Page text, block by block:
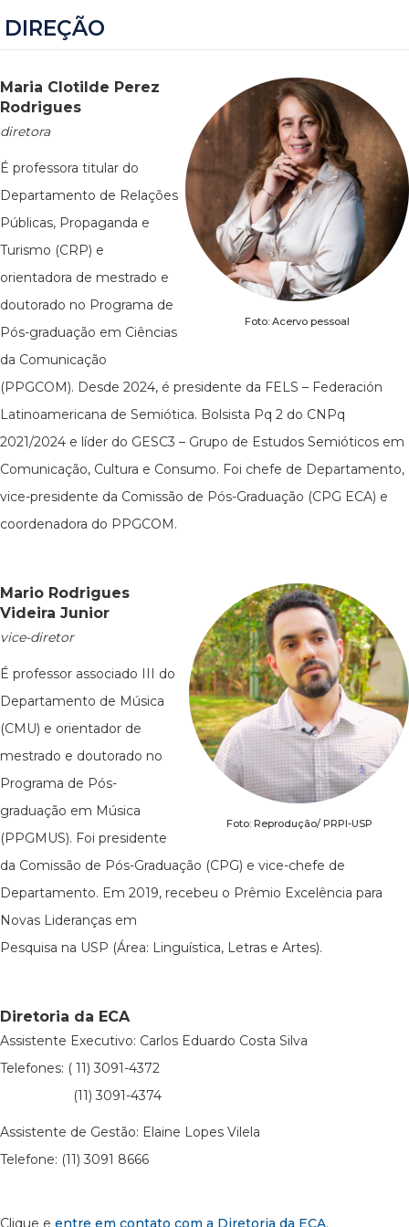
DIREÇÃO
Foto: Acervo pessoal
Maria Clotilde Perez
Rodrigues
diretora
É professora titular do
Departamento de Relações
Públicas, Propaganda e
Turismo (CRP) e
orientadora de mestrado e
doutorado no Programa de
Pós-graduação em Ciências
da Comunicação
(PPGCOM). Desde 2024, é presidente da FELS – Federación
Latinoamericana de Semiótica. Bolsista Pq 2 do CNPq
2021/2024 e líder do GESC3 – Grupo de Estudos Semióticos em
Comunicação, Cultura e Consumo. Foi chefe de Departamento,
vice-presidente da Comissão de Pós-Graduação (CPG ECA) e
coordenadora do PPGCOM.
Foto: Reprodução/ PRPI-USP
Mario Rodrigues
Videira Junior
vice-diretor
É professor associado III do
Departamento de Música
(CMU) e orientador de
mestrado e doutorado no
Programa de Pós-
graduação em Música
(PPGMUS). Foi presidente
da Comissão de Pós-Graduação (CPG) e vice-chefe de
Departamento. Em 2019, recebeu o Prêmio Excelência para
Novas Lideranças em
Pesquisa na USP (Área: Linguística, Letras e Artes).
Diretoria da ECA
Assistente Executivo: Carlos Eduardo Costa Silva
Telefones: ( 11) 3091-4372
(11) 3091-4374
Assistente de Gestão: Elaine Lopes Vilela
Telefone: (11) 3091 8666
Clique e entre em contato com a Diretoria da ECA.